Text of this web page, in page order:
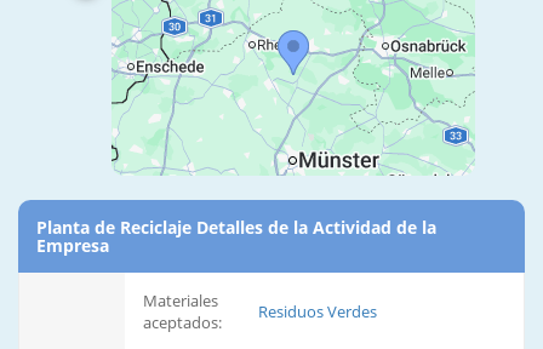
Planta de Reciclaje Detalles de la Actividad de la
Empresa
Materiales
aceptados:
Residuos Verdes